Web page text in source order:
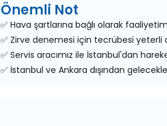
Önemli Not
✅ Hava şartlarına bağlı olarak
✅ Zirve denemesi için tecrübesi yeterli
✅ Servis aracımız ile İstanbul'dan
✅ İstanbul ve Ankara dışından